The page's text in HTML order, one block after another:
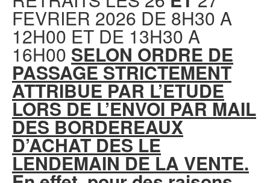
FEVRIER 2026 DE 8H30 A
12H00 ET DE 13H30 A
16H00 SELON ORDRE DE
PASSAGE STRICTEMENT
ATTRIBUE PAR L’ETUDE
LORS DE L’ENVOI PAR MAIL
DES BORDEREAUX
D’ACHAT DES LE
LENDEMAIN DE LA VENTE.